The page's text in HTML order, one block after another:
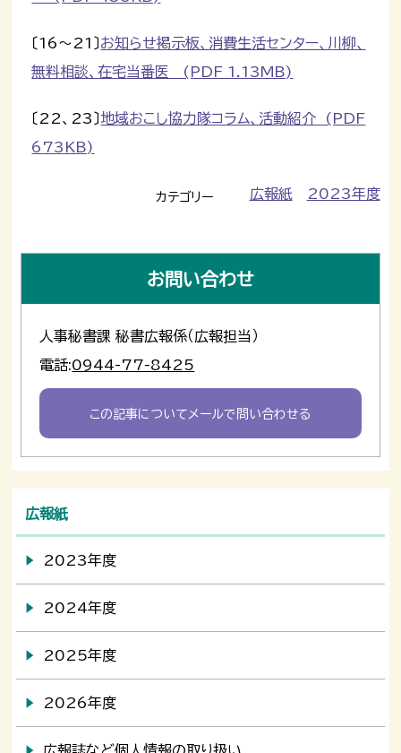
〔16～21〕 お知らせ掲示板、消費生活センター、川柳、
無料相談、在宅当番医 (PDF 1.13MB)
〔22、23〕 地域おこし協力隊コラム、活動紹介 (PDF
673KB)
カテゴリー 広報紙 2023年度
お問い合わせ
人事秘書課 秘書広報係（広報担当）
電話:0944-77-8425
この記事についてメールで問い合わせる
広報紙
2023年度
2024年度
2025年度
2026年度